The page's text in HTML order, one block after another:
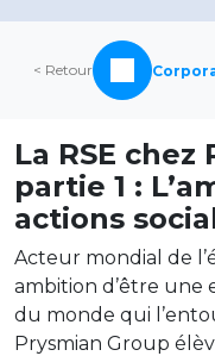
< Retour
La RSE
partie 1 :
actions
Acteur mondial de
ambition d’être une
du monde qui
Prysmian Group